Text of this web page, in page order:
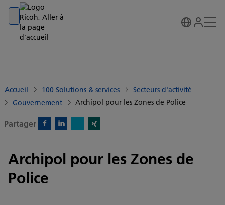
Go to banner
Go to content
Go to footer
Accueil 100 Solutions & services
Secteurs d'activité
Gouvernement
Archipol pour les Zones de Police
Partager
Archipol pour les Zones de
Police